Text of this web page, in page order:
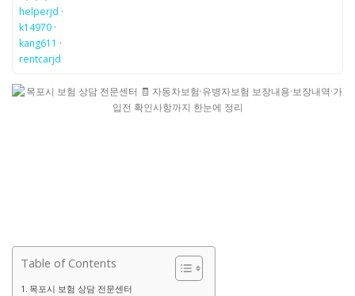
helperjd ·
k14970 ·
kang611 ·
rentcarjd
Table of Contents
목포시 보험 상담 전문센터